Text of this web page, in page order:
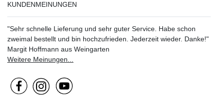
KUNDENMEINUNGEN
"Sehr schnelle Lieferung und sehr guter Service. Habe schon
zweimal bestellt und bin hochzufrieden. Jederzeit wieder. Danke!"
Margit Hoffmann aus Weingarten
Weitere Meinungen...